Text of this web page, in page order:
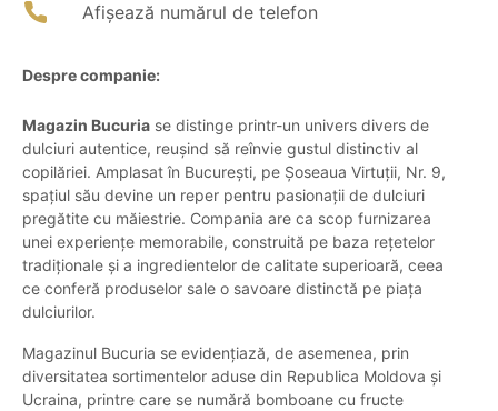
Afișează numărul de telefon
Despre companie:
Magazin Bucuria se distinge printr-un univers divers de
dulciuri autentice, reușind să reînvie gustul distinctiv al
copilăriei. Amplasat în București, pe Șoseaua Virtuții, Nr. 9,
spațiul său devine un reper pentru pasionații de dulciuri
pregătite cu măiestrie. Compania are ca scop furnizarea
unei experiențe memorabile, construită pe baza rețetelor
tradiționale și a ingredientelor de calitate superioară, ceea
ce conferă produselor sale o savoare distinctă pe piața
dulciurilor.
Magazinul Bucuria se evidențiază, de asemenea, prin
diversitatea sortimentelor aduse din Republica Moldova și
Ucraina, printre care se numără bomboane cu fructe